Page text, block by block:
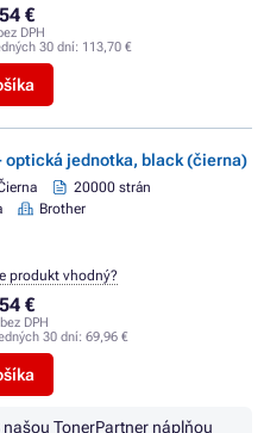
€
DPH
30 dní: 113,70 €
optická jednotka, black (čierna)
20000 strán
Brother
€
DPH
30 dní: 69,96 €
produkt vhodný?
našou TonerPartner náplňou